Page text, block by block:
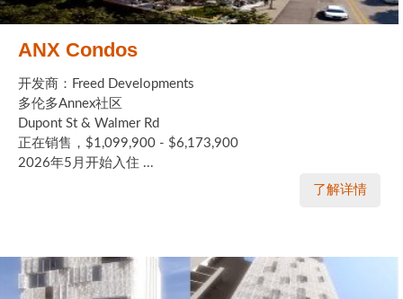
ANX Condos
开发商：Freed Developments
多伦多Annex社区
Dupont St & Walmer Rd
正在销售，$1,099,900 - $6,173,900
2026年5月开始入住 ...
了解详情